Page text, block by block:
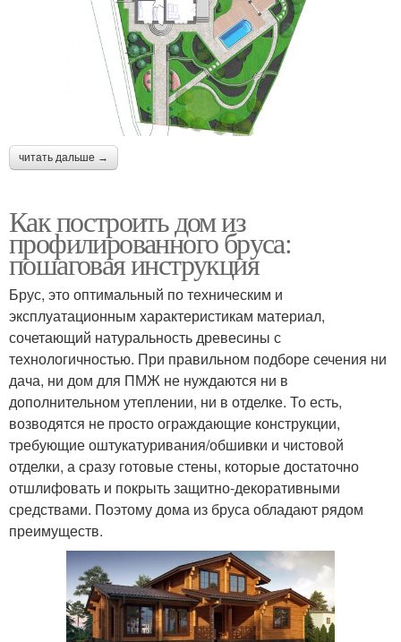
читать дальше →
Как построить дом из
профилированного бруса:
пошаговая инструкция
Брус, это оптимальный по техническим и
эксплуатационным характеристикам материал,
сочетающий натуральность древесины с
технологичностью. При правильном подборе сечения ни
дача, ни дом для ПМЖ не нуждаются ни в
дополнительном утеплении, ни в отделке. То есть,
возводятся не просто ограждающие конструкции,
требующие оштукатуривания/обшивки и чистовой
отделки, а сразу готовые стены, которые достаточно
отшлифовать и покрыть защитно-декоративными
средствами. Поэтому дома из бруса обладают рядом
преимуществ.